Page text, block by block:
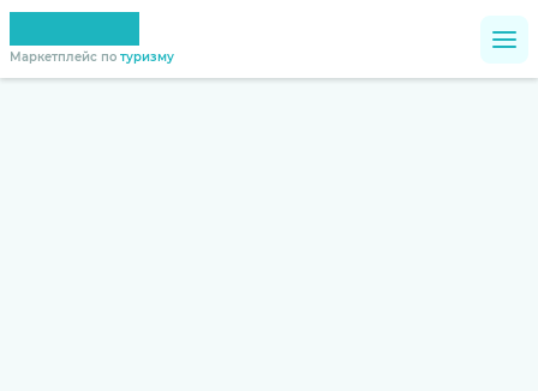
Маркетплейс по туризму